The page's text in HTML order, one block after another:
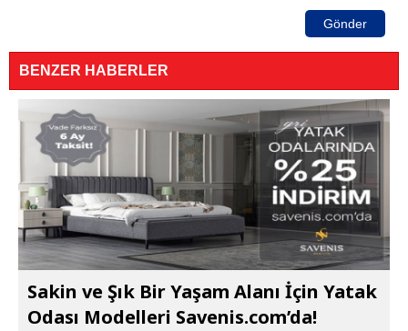
Gönder
BENZER HABERLER
Sakin ve Şık Bir Yaşam Alanı İçin Yatak
Odası Modelleri Savenis.com’da!